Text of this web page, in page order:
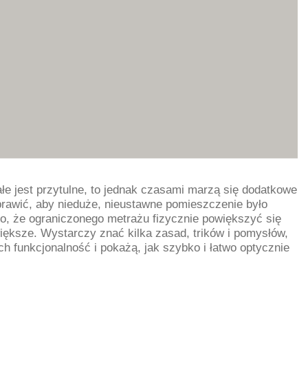
jest przytulne, to jednak czasami marzą się dodatkowe
aby nieduże, nieustawne pomieszczenie było
że ograniczonego metrażu fizycznie powiększyć się
Wystarczy znać kilka zasad, trików i pomysłów,
funkcjonalność i pokażą, jak szybko i łatwo optycznie